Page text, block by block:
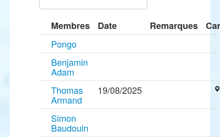
Membres Date Remarques
Pongo
Benjamin
Adam
Thomas
Armand
19/08/2025
Simon
Baudouin